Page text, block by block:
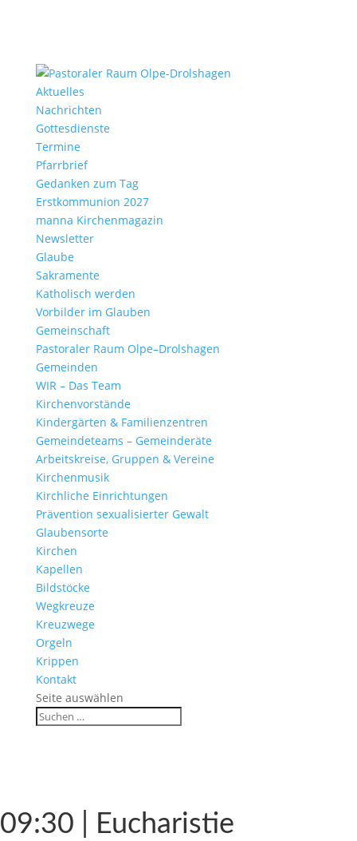
Aktu­elles
Nach­richten
Gottes­dienste
Termine
Pfarr­brief
Gedanken zum Tag
Erst­kom­mu­nion 2027
manna Kirchen­ma­gazin
News­letter
Glaube
Sakra­mente
Katho­lisch werden
Vorbilder im Glauben
Gemein­schaft
Pasto­raler Raum Olpe–Drolshagen
Gemeinden
WIR – Das Team
Kirchen­vor­stände
Kinder­gärten & Familienzentren
Gemein­de­teams – Gemeinderäte
Arbeits­kreise, Gruppen & Vereine
Kirchen­musik
Kirch­liche Einrichtungen
Präven­tion sexua­li­sierter Gewalt
Glau­ben­s­orte
Kirchen
Kapellen
Bild­stöcke
Wegkreuze
Kreuz­wege
Orgeln
Krippen
Kontakt
Seite auswählen
09:30 | Eucharistie